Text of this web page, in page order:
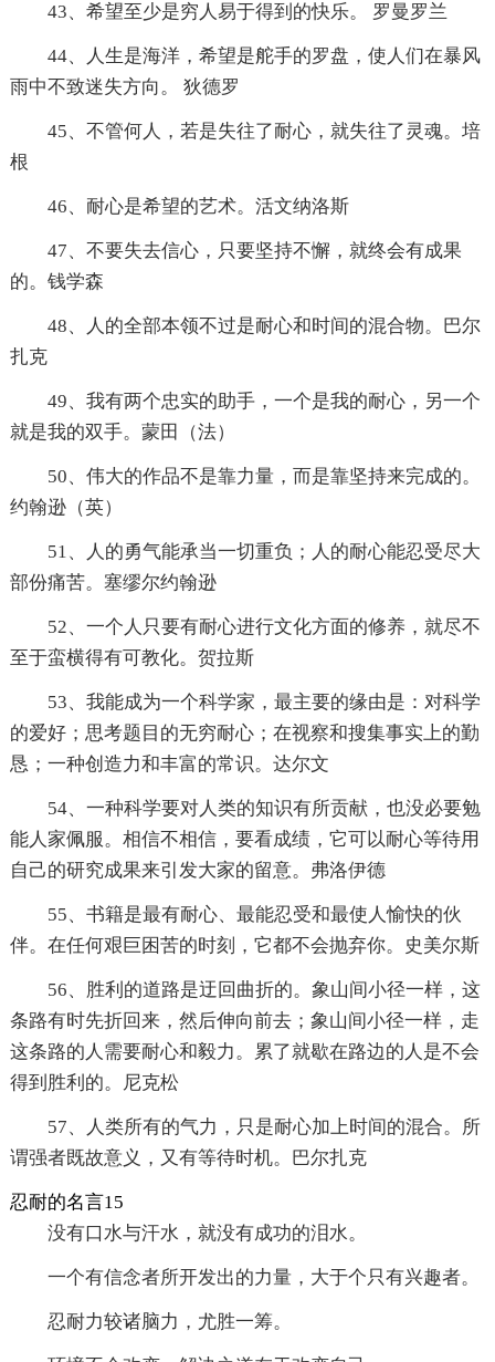
43、希望至少是穷人易于得到的快乐。 罗曼罗兰
44、人生是海洋，希望是舵手的罗盘，使人们在暴风
雨中不致迷失方向。 狄德罗
45、不管何人，若是失往了耐心，就失往了灵魂。培
根
46、耐心是希望的艺术。活文纳洛斯
47、不要失去信心，只要坚持不懈，就终会有成果
的。钱学森
48、人的全部本领不过是耐心和时间的混合物。巴尔
扎克
49、我有两个忠实的助手，一个是我的耐心，另一个
就是我的双手。蒙田（法）
50、伟大的作品不是靠力量，而是靠坚持来完成的。
约翰逊（英）
51、人的勇气能承当一切重负；人的耐心能忍受尽大
部份痛苦。塞缪尔约翰逊
52、一个人只要有耐心进行文化方面的修养，就尽不
至于蛮横得有可教化。贺拉斯
53、我能成为一个科学家，最主要的缘由是：对科学
的爱好；思考题目的无穷耐心；在视察和搜集事实上的勤
恳；一种创造力和丰富的常识。达尔文
54、一种科学要对人类的知识有所贡献，也没必要勉
能人家佩服。相信不相信，要看成绩，它可以耐心等待用
自己的研究成果来引发大家的留意。弗洛伊德
55、书籍是最有耐心、最能忍受和最使人愉快的伙
伴。在任何艰巨困苦的时刻，它都不会抛弃你。史美尔斯
56、胜利的道路是迂回曲折的。象山间小径一样，这
条路有时先折回来，然后伸向前去；象山间小径一样，走
这条路的人需要耐心和毅力。累了就歇在路边的人是不会
得到胜利的。尼克松
57、人类所有的气力，只是耐心加上时间的混合。所
谓强者既故意义，又有等待时机。巴尔扎克
忍耐的名言15
没有口水与汗水，就没有成功的泪水。
一个有信念者所开发出的力量，大于个只有兴趣者。
忍耐力较诸脑力，尤胜一筹。